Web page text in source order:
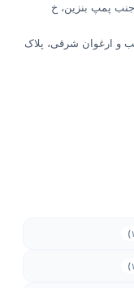
گلشهر، جنب پمپ بنزین، خ
کوکب و ارغوان شرقی، پلاک